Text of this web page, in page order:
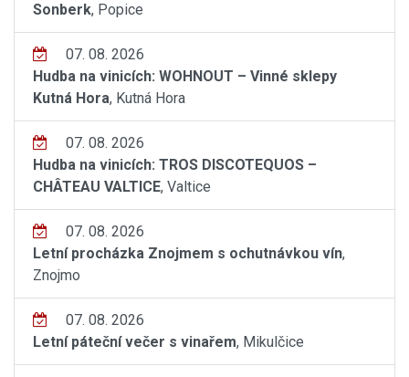
Sonberk, Popice
07. 08. 2026
Hudba na vinicích: WOHNOUT – Vinné sklepy
Kutná Hora, Kutná Hora
07. 08. 2026
Hudba na vinicích: TROS DISCOTEQUOS –
CHÂTEAU VALTICE, Valtice
07. 08. 2026
Letní procházka Znojmem s ochutnávkou vín,
Znojmo
07. 08. 2026
Letní páteční večer s vinařem, Mikulčice